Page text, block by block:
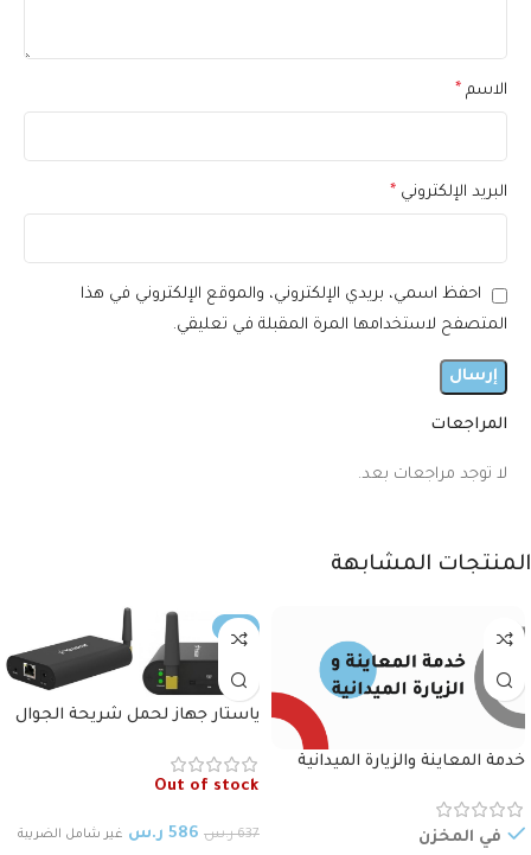
المراجعات
لا توجد مراجعات بعد.
الاسم *
البريد الإلكتروني *
احفظ اسمي، بريدي الإلكتروني، والموقع الإلكتروني في هذا
المتصفح لاستخدامها المرة المقبلة في تعليقي.
المنتجات المشابهة
خدمة المعاينة والزيارة الميدانية
في المخزن
-8%
ياستار جهاز لحمل شريحة الجوال
GSM Giga Port Gateway
Out of stock
637 ر.س 586 ر.س غير شامل الضريبة